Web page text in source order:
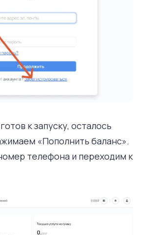
к запуску, осталось
«Пополнить баланс».
телефона и переходим к